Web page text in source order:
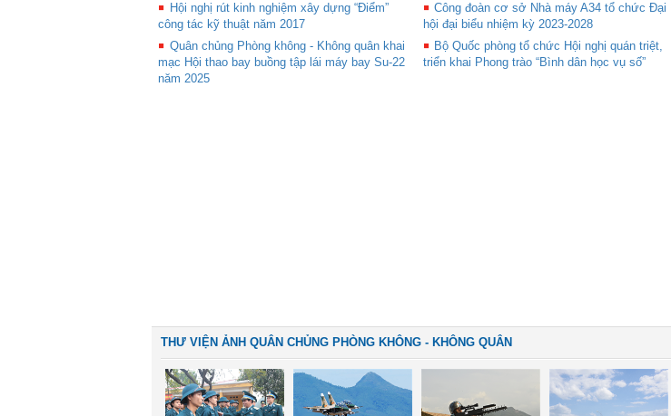
Hội nghị rút kinh nghiệm xây dựng “Điểm”
công tác kỹ thuật năm 2017
Công đoàn cơ sở Nhà máy A34 tổ chức Đại
hội đại biểu nhiệm kỳ 2023-2028
Quân chủng Phòng không - Không quân khai
mạc Hội thao bay buồng tập lái máy bay Su-22
năm 2025
Bộ Quốc phòng tổ chức Hội nghị quán triệt,
triển khai Phong trào “Bình dân học vụ số”
THƯ VIỆN ẢNH QUÂN CHỦNG PHÒNG KHÔNG - KHÔNG QUÂN